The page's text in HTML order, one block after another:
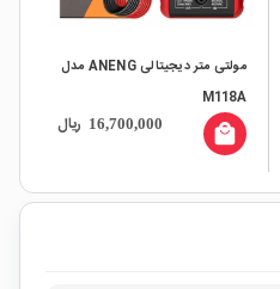
مولتی متر دیجیتالی ANENG مدل
M118A
16,700,000 ریال local_mall